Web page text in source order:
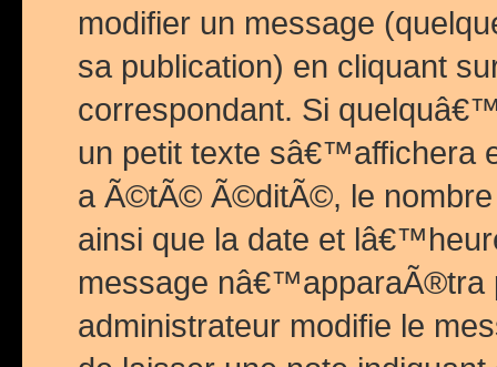
modifier un message
sa publication) en cliquant
correspondant. Si
un petit texte sâ€™affichera
a Ã©tÃ© Ã©ditÃ©, le
ainsi que la date et
message nâ€™apparaÃ®tra
administrateur modifie le